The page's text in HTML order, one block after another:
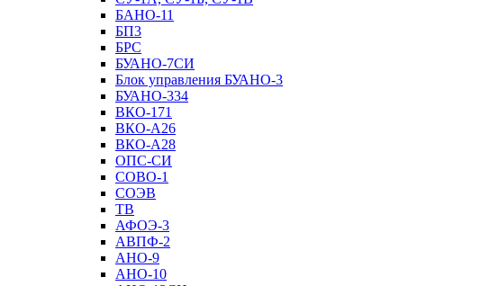
БАНО-11
БП3
БРС
БУАНО-7СИ
Блок управления БУАНО-3
БУАНО-334
ВКО-171
ВКО-А26
ВКО-А28
ОПС-СИ
СОВО-1
СОЭВ
ТВ
АФОЭ-3
АВПФ-2
АНО-9
АНО-10